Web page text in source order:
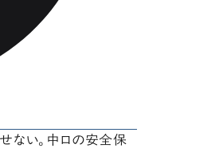
ない。中ロの安全保